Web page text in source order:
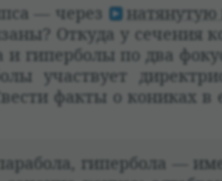
— через натя­ну­тую
Откуда у сече­ния
гипер­болы по два
участ­вует
факты о кони­ках
гипер­бола —